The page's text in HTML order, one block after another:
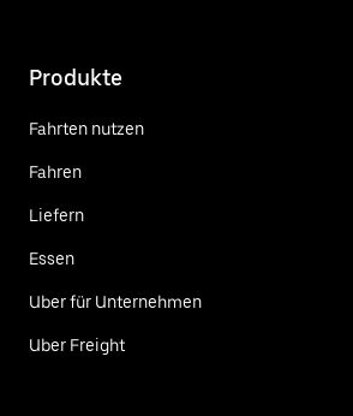
Produkte
Fahrten nutzen
Fahren
Liefern
Essen
Uber für Unternehmen
Uber Freight